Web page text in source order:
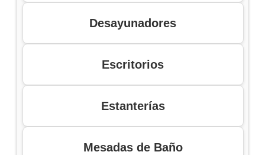
Desayunadores
Escritorios
Estanterías
Mesadas de Baño